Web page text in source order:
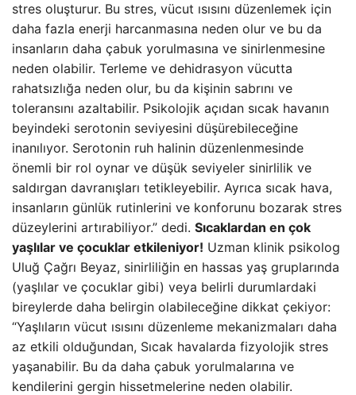
stres oluşturur. Bu stres, vücut ısısını düzenlemek için
daha fazla enerji harcanmasına neden olur ve bu da
insanların daha çabuk yorulmasına ve sinirlenmesine
neden olabilir. Terleme ve dehidrasyon vücutta
rahatsızlığa neden olur, bu da kişinin sabrını ve
toleransını azaltabilir. Psikolojik açıdan sıcak havanın
beyindeki serotonin seviyesini düşürebileceğine
inanılıyor. Serotonin ruh halinin düzenlenmesinde
önemli bir rol oynar ve düşük seviyeler sinirlilik ve
saldırgan davranışları tetikleyebilir. Ayrıca sıcak hava,
insanların günlük rutinlerini ve konforunu bozarak stres
düzeylerini artırabiliyor.” dedi. Sıcaklardan en çok
yaşlılar ve çocuklar etkileniyor! Uzman klinik psikolog
Uluğ Çağrı Beyaz, sinirliliğin en hassas yaş gruplarında
(yaşlılar ve çocuklar gibi) veya belirli durumlardaki
bireylerde daha belirgin olabileceğine dikkat çekiyor:
“Yaşlıların vücut ısısını düzenleme mekanizmaları daha
az etkili olduğundan, Sıcak havalarda fizyolojik stres
yaşanabilir. Bu da daha çabuk yorulmalarına ve
kendilerini gergin hissetmelerine neden olabilir.